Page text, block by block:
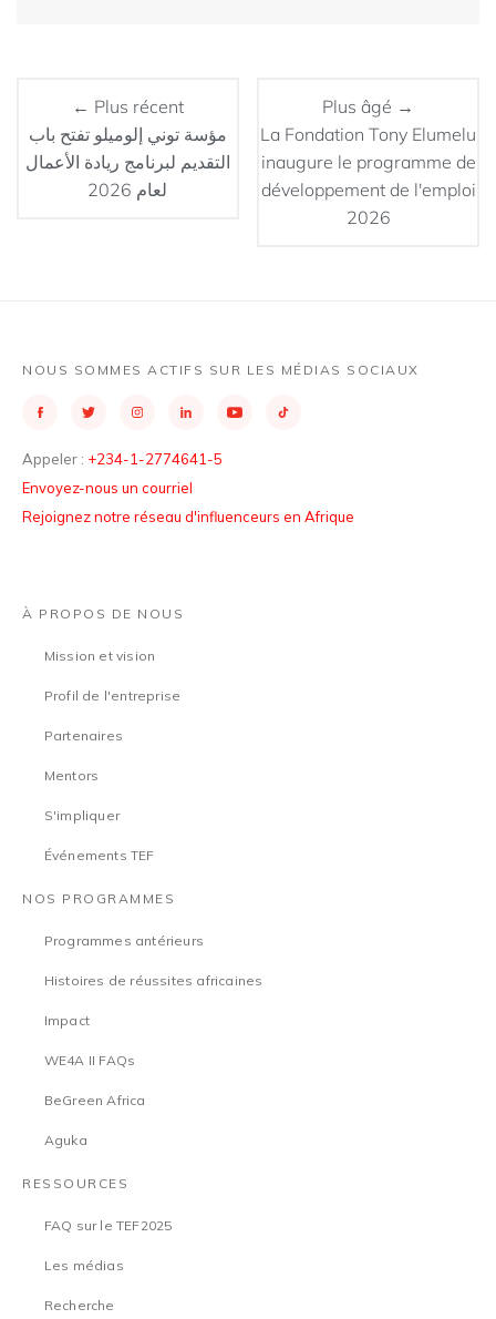
← Plus récent
مؤسة توني إلوميلو تفتح باب
التقديم لبرنامج ريادة الأعمال
لعام 2026
Plus âgé →
La Fondation Tony Elumelu
inaugure le programme de
développement de l'emploi
2026
NOUS SOMMES ACTIFS SUR LES MÉDIAS SOCIAUX
Appeler : +234-1-2774641-5
Envoyez-nous un courriel
Rejoignez notre réseau d'influenceurs en Afrique
À PROPOS DE NOUS
Mission et vision
Profil de l'entreprise
Partenaires
Mentors
S'impliquer
Événements TEF
NOS PROGRAMMES
Programmes antérieurs
Histoires de réussites africaines
Impact
WE4A II FAQs
BeGreen Africa
Aguka
RESSOURCES
FAQ sur le TEF2025
Les médias
Recherche